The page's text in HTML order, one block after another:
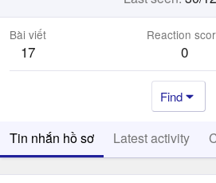
Bài viết
17
Reaction
0
Find
Tin nhắn hồ sơ Latest activity